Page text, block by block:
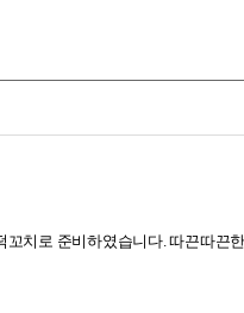
꼬치로 준비하였습니다.따끈따끈